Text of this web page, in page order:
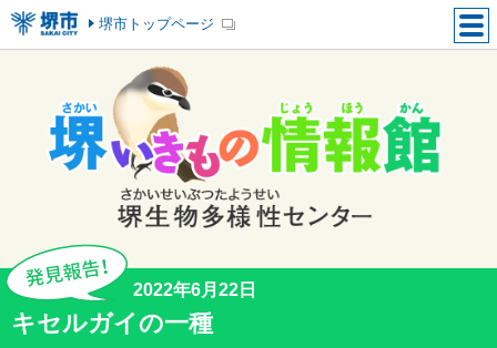
堺市トップページ
2022年6月22日
キセルガイの一種